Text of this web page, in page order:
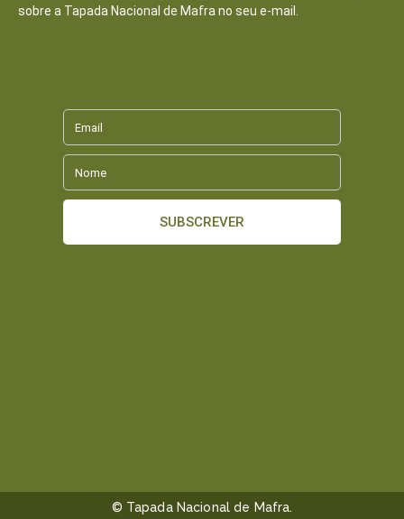
sobre a Tapada Nacional de Mafra no seu e-mail.
© Tapada Nacional de Mafra.